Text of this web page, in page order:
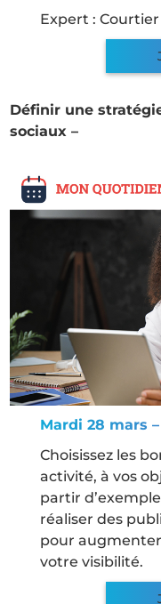
Expert :
Définir une
sociaux –
Mardi 28 mars –
Choisissez les
activité, à vos
partir
réaliser des
pour
votre visibilité.